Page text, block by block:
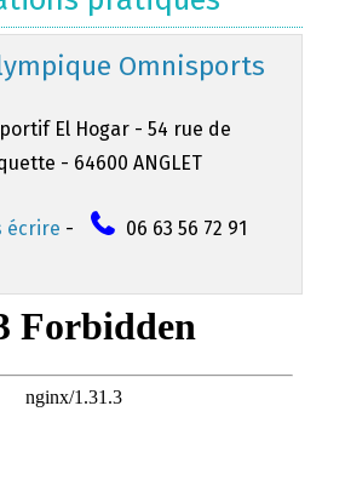
Omnisports
El Hogar - 54 rue de
- 64600 ANGLET
écrire - 06 63 56 72 91